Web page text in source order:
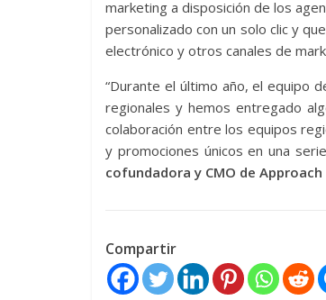
marketing a disposición de los
personalizado con un solo clic y
electrónico y otros canales de
“Durante el último año, el equipo
regionales y hemos entregado
colaboración entre los equipos
y promociones únicos en una
cofundadora y CMO de Approach
Compartir